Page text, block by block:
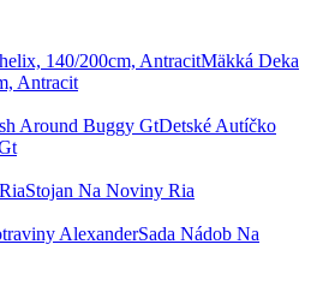
Mäkká Deka
Antracit
Detské Autíčko
Stojan Na Noviny Ria
Sada Nádob Na